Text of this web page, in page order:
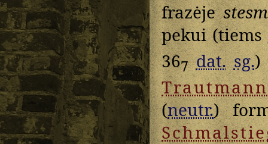
frazėje
pekui
367 dat. sg.)
Trautmann
(neutr.)